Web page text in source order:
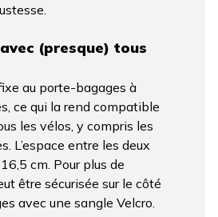
(presque) tous
au porte-bagages à
ce qui la rend compatible
les vélos, y compris les
L’espace entre les deux
cm. Pour plus de
être sécurisée sur le côté
avec une sangle Velcro.